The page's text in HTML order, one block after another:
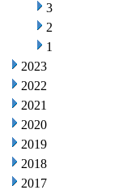
3
2
1
2023
2022
2021
2020
2019
2018
2017